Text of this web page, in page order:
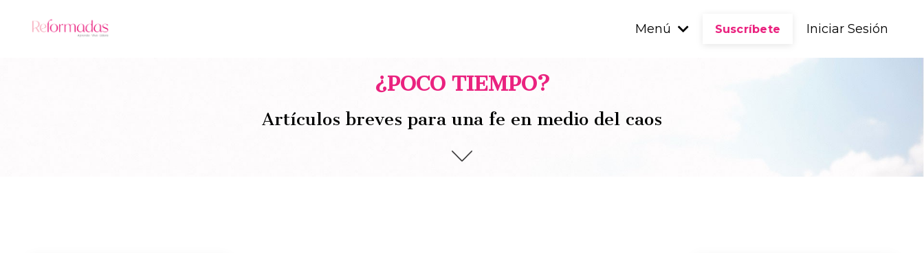
Menú Suscríbete Iniciar Sesión
¿POCO TIEMPO?
Artículos breves para una fe en medio del caos